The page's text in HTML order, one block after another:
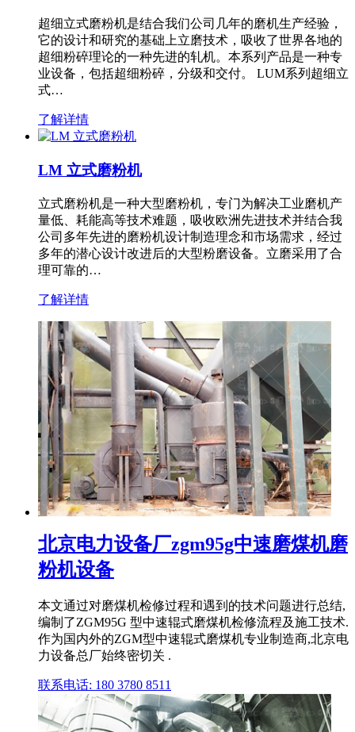
超细立式磨粉机是结合我们公司几年的磨机生产经验，
它的设计和研究的基础上立磨技术，吸收了世界各地的
超细粉碎理论的一种先进的轧机。本系列产品是一种专
业设备，包括超细粉碎，分级和交付。 LUM系列超细立
式…
了解详情
LM 立式磨粉机
立式磨粉机是一种大型磨粉机，专门为解决工业磨机产
量低、耗能高等技术难题，吸收欧洲先进技术并结合我
公司多年先进的磨粉机设计制造理念和市场需求，经过
多年的潜心设计改进后的大型粉磨设备。立磨采用了合
理可靠的…
了解详情
北京电力设备厂zgm95g中速磨煤机磨
粉机设备
本文通过对磨煤机检修过程和遇到的技术问题进行总结,
编制了ZGM95G 型中速辊式磨煤机检修流程及施工技术.
作为国内外的ZGM型中速辊式磨煤机专业制造商,北京电
力设备总厂始终密切关 .
联系电话: 180 3780 8511